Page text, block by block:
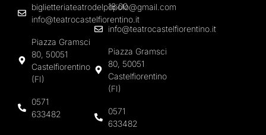
biglietteriateatrodelpopolo@gmail.com
info@teatrocastelfiorentino.it
Piazza Gramsci
80, 50051
Castelfiorentino
(FI)
0571
633482
18:00
info@teatrocastelfiorentino.it
Piazza Gramsci
80, 50051
Castelfiorentino
(FI)
0571
633482